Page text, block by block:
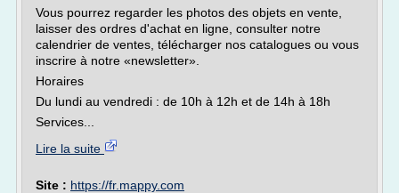
Vous pourrez regarder les photos des objets en vente,
laisser des ordres d'achat en ligne, consulter notre
calendrier de ventes, télécharger nos catalogues ou vous
inscrire à notre «newsletter».
Horaires
Du lundi au vendredi : de 10h à 12h et de 14h à 18h
Services...
Lire la suite
Site : https://fr.mappy.com